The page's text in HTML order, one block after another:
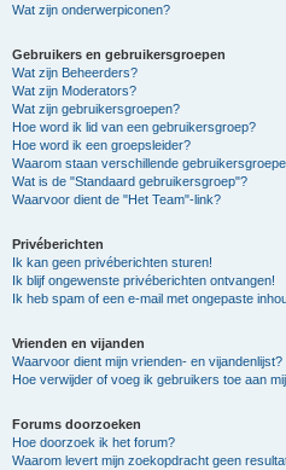
Wat zijn onderwerpiconen?
Gebruikers en gebruikersgroepen
Wat zijn Beheerders?
Wat zijn Moderators?
Wat zijn gebruikersgroepen?
Hoe word ik lid van een gebruikersgroep?
Hoe word ik een groepsleider?
Waarom staan verschillende
Wat is de "Standaard gebruikersgroep"?
Waarvoor dient de "Het Team"-link?
Privéberichten
Ik kan geen privéberichten sturen!
Ik blijf ongewenste privéberichten ontvangen!
Ik heb spam of een e-mail met ongepaste
Vrienden en vijanden
Waarvoor dient mijn vrienden- en vijandenlijst?
Hoe verwijder of voeg ik gebruikers toe aan
Forums doorzoeken
Hoe doorzoek ik het forum?
Waarom levert mijn zoekopdracht geen